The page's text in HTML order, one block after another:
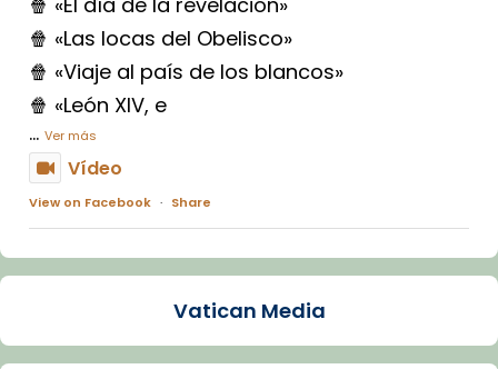
🍿 «Las locas del Obelisco»
🍿 «Viaje al país de los blancos»
🍿 «León XIV, e
... Ver más
Vídeo
View on Facebook · Share
Arquebisbat de Barcelona
La Carmina va patir depressió. Fa gairebé
dos mesos, a l'Estadi Lluís Companys, la
Vatican Media